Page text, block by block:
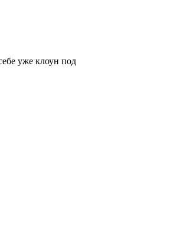
уже клоун под